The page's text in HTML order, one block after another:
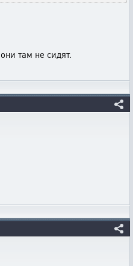
там не сидят.